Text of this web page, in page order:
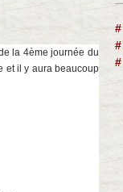
la 4ème journée du
et il y aura beaucoup